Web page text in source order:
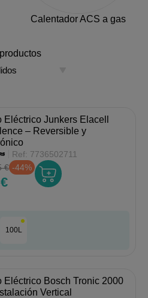
Calentador ACS a gas
Eléctrico Junkers Elacell
– Reversible y
Ref: 7736502711
€ -44%
100L
Eléctrico Bosch Tronic 2000
Vertical